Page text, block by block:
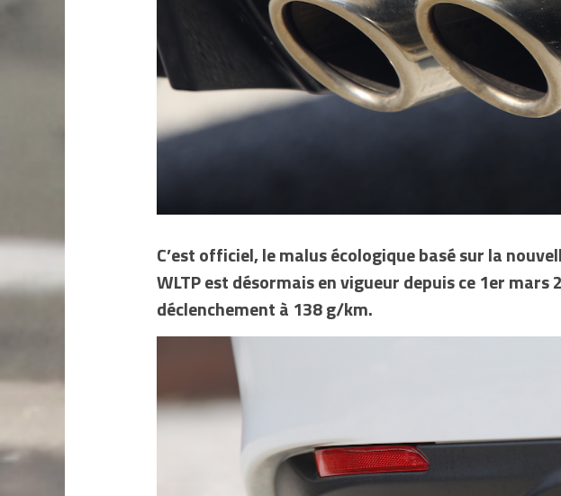
C’est officiel, le malus écologique basé sur la
WLTP est désormais en vigueur depuis ce 1er mars
déclenchement à 138 g/km.